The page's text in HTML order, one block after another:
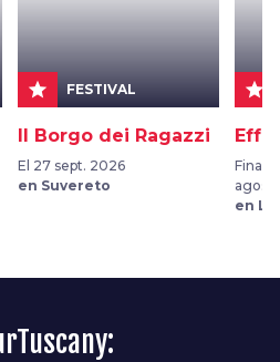
star FESTIVAL
Il Borgo dei Ragazzi
El 27 sept. 2026
en Suvereto
star
en